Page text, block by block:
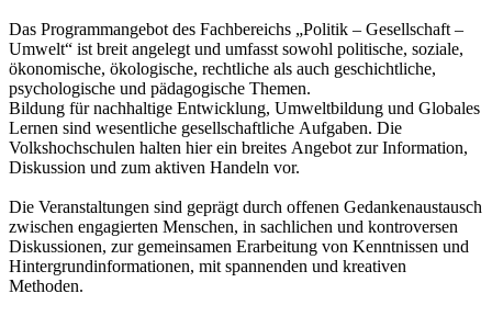
Das Programmangebot des Fachbereichs „Politik – Gesellschaft –
Umwelt“ ist breit angelegt und umfasst sowohl politische, soziale,
ökonomische, ökologische, rechtliche als auch geschichtliche,
psychologische und pädagogische Themen.
Bildung für nachhaltige Entwicklung, Umweltbildung und Globales
Lernen sind wesentliche gesellschaftliche Aufgaben. Die
Volkshochschulen halten hier ein breites Angebot zur Information,
Diskussion und zum aktiven Handeln vor.
Die Veranstaltungen sind geprägt durch offenen Gedankenaustausch
zwischen engagierten Menschen, in sachlichen und kontroversen
Diskussionen, zur gemeinsamen Erarbeitung von Kenntnissen und
Hintergrundinformationen, mit spannenden und kreativen
Methoden.